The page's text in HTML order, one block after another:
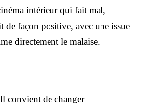
intérieur qui fait mal,
de façon positive, avec une issue
directement le malaise.
Il convient de changer